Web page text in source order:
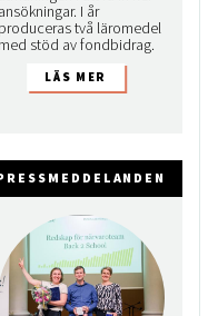
ansökningar. I år
produceras två läromedel
med stöd av fondbidrag.